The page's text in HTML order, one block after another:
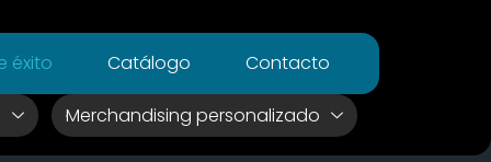
éxito Catálogo Contacto
Merchandising personalizado